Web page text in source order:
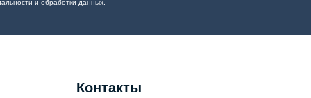
и обработки данных.
Контакты